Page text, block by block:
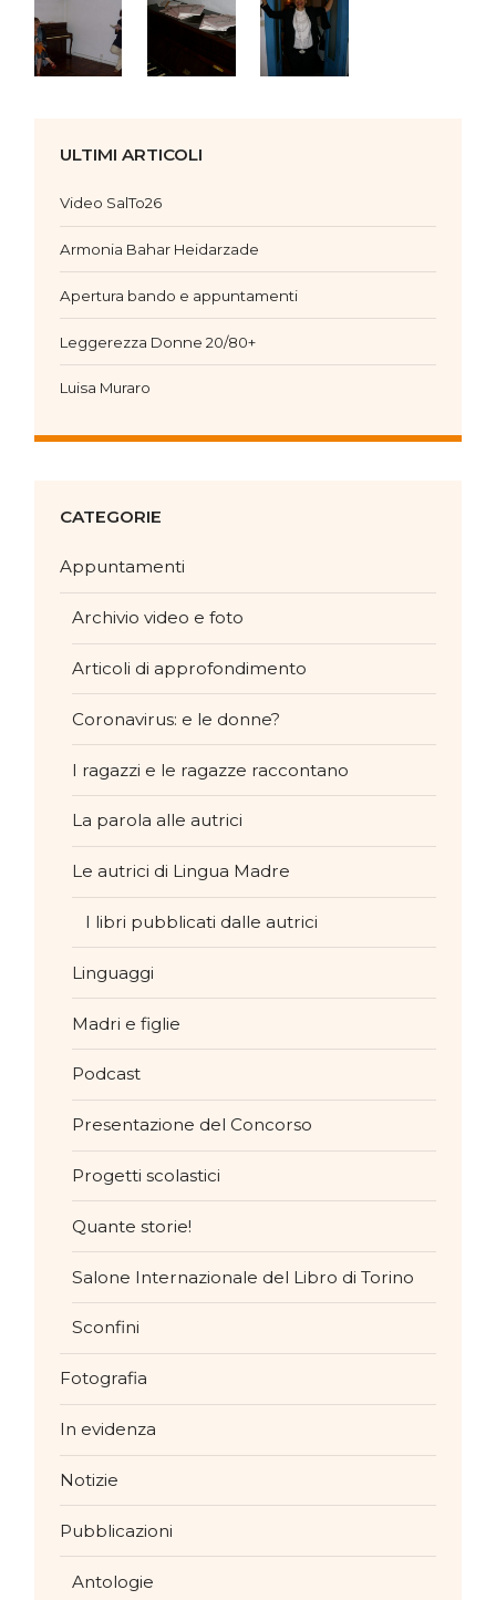
ULTIMI ARTICOLI
Video SalTo26
Armonia Bahar Heidarzade
Apertura bando e appuntamenti
Leggerezza Donne 20/80+
Luisa Muraro
CATEGORIE
Appuntamenti
Archivio video e foto
Articoli di approfondimento
Coronavirus: e le donne?
I ragazzi e le ragazze raccontano
La parola alle autrici
Le autrici di Lingua Madre
I libri pubblicati dalle autrici
Linguaggi
Madri e figlie
Podcast
Presentazione del Concorso
Progetti scolastici
Quante storie!
Salone Internazionale del Libro di Torino
Sconfini
Fotografia
In evidenza
Notizie
Pubblicazioni
Antologie